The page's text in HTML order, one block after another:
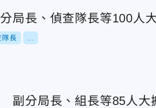
局長、偵查隊長等100人
隊長
副分局長、組長等85人大